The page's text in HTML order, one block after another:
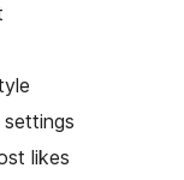
likes